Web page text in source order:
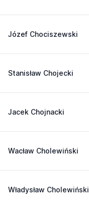
Józef Chociszewski
Stanisław Chojecki
Jacek Chojnacki
Wacław Cholewiński
Władysław Cholewiński